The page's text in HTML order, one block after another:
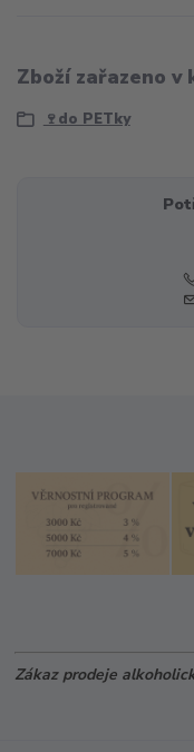
Zboží zařazeno v
🍷do PETky
Zákaz prodeje